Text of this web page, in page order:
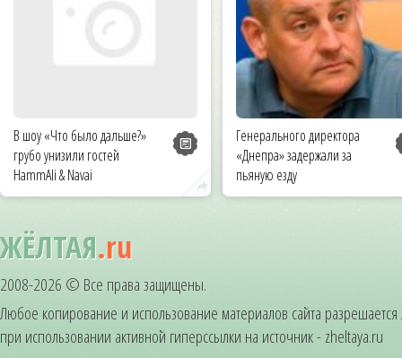
В шоу «Что было дальше?»
грубо унизили гостей
HammAli & Navai
Генерального директора
«Днепра» задержали за
пьяную езду
ЖЁЛТАЯ.ru
2008-2026 © Все права защищены.
Любое копирование и использование материалов сайта
при использовании активной гиперссылки на источник - zheltaya.ru